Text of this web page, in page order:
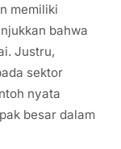
memiliki
bahwa
Justru,
sektor
nyata
besar dalam